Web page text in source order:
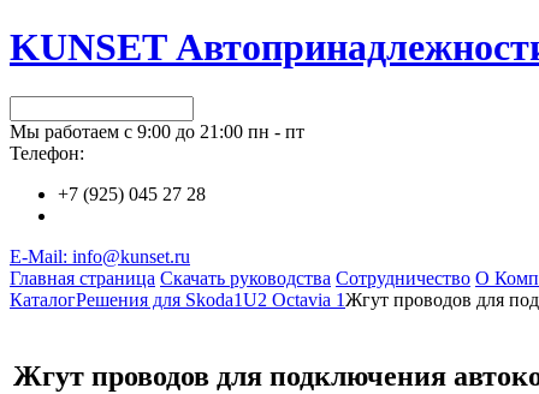
KUNSET
Мы работаем с 9:00 до 21:00 пн - пт
Телефон:
+7 (925) 045 27 28
E-Mail: info@kunset.ru
Главная страница Скачать руководства Сотрудничество О
КаталогРешения для Skoda1U2 Octavia 1Жгут проводов для
Жгут проводов для подключения